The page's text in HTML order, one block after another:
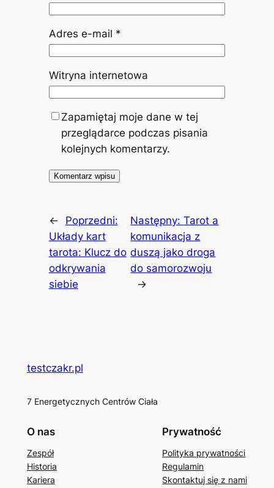
Adres e-mail *
Witryna internetowa
Zapamiętaj moje dane w tej
przeglądarce podczas pisania
kolejnych komentarzy.
←
Poprzedni:
Układy kart
tarota: Klucz do
odkrywania
siebie
Następny:Tarot a
komunikacja z
duszą jako droga
do samorozwoju
→
testczakr.pl
7 Energetycznych Centrów Ciała
O nas
Zespół
Historia
Kariera
Prywatność
Polityka prywatności
Regulamin
Skontaktuj się z nami